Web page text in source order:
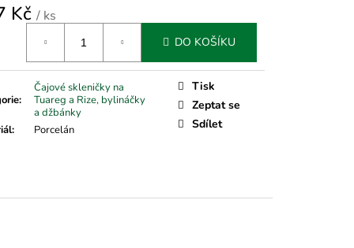
Kč / ks
DO KOŠÍKU
:
Čajové skleničky na
Tuareg a Rize, bylináčky
a džbánky
: Porcelán
Tisk
Zeptat se
Sdílet